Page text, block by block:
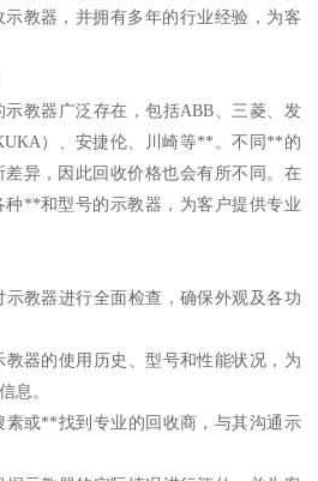
教器，并拥有多年的行业经验，为客
教器广泛存在，包括ABB、三菱、发
）、安捷伦、川崎等**。不同**的
异，因此回收价格也会有所不同。在
**和型号的示教器，为客户提供专业
教器进行全面检查，确保外观及各功
器的使用历史、型号和性能状况，为
息。
素或**找到专业的回收商，与其沟通示